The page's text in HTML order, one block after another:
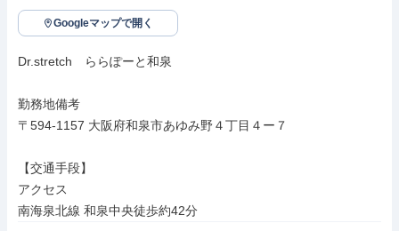
Googleマップで開く
Dr.stretch　ららぽーと和泉
勤務地備考
〒594-1157 大阪府和泉市あゆみ野４丁目４ー７
【交通手段】
アクセス
南海泉北線 和泉中央徒歩約42分